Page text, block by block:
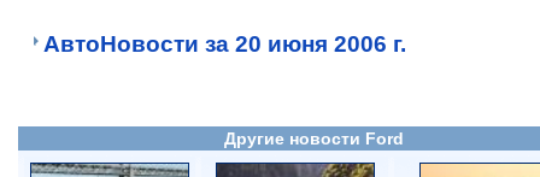
АвтоНовости за 20 июня 2006 г.
Другие новости Ford